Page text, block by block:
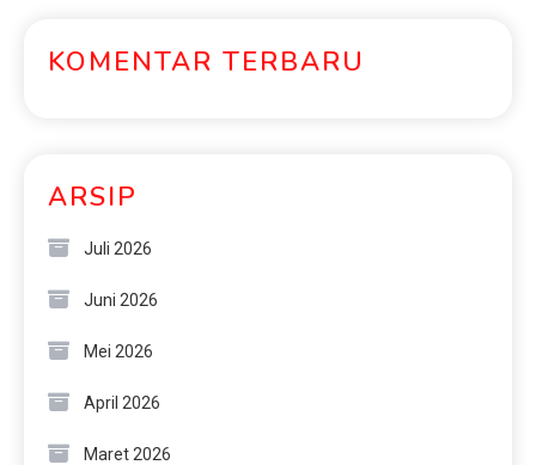
KOMENTAR TERBARU
ARSIP
Juli 2026
Juni 2026
Mei 2026
April 2026
Maret 2026